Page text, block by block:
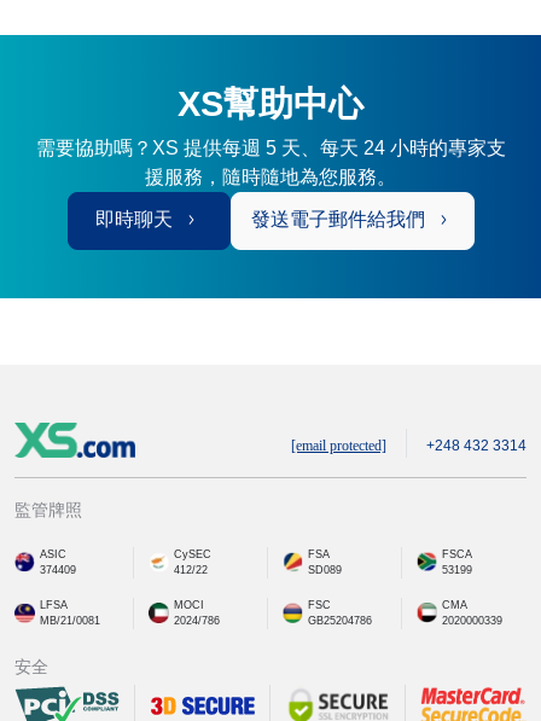
XS幫助中心
需要協助嗎？XS 提供每週 5 天、每天 24 小時的專家支
援服務，隨時隨地為您服務。
即時聊天 發送電子郵件給我們
[email protected] +248 432 3314
監管牌照
ASIC
374409
CySEC
412/22
FSA
SD089
FSCA
53199
LFSA
MB/21/0081
MOCI
2024/786
FSC
GB25204786
CMA
2020000339
安全